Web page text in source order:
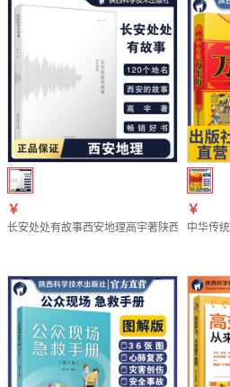
￥
长安处处有故事西安地理高宇著陕西西安文化
￥
中华传